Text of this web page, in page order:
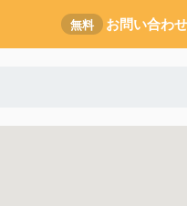
無料 お問い合わせ